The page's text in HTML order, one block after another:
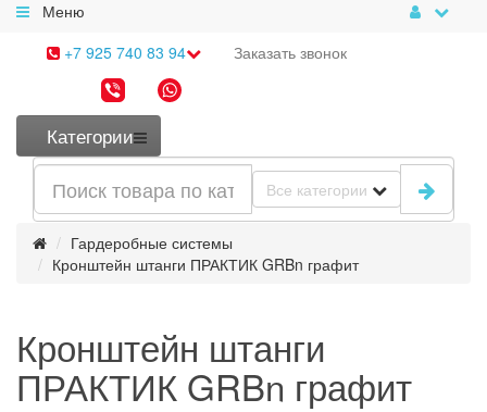
Меню
+7 925 740 83 94
Заказать звонок
Категории
Все категории
Гардеробные системы
Кронштейн штанги ПРАКТИК GRBn графит
Кронштейн штанги
ПРАКТИК GRBn графит